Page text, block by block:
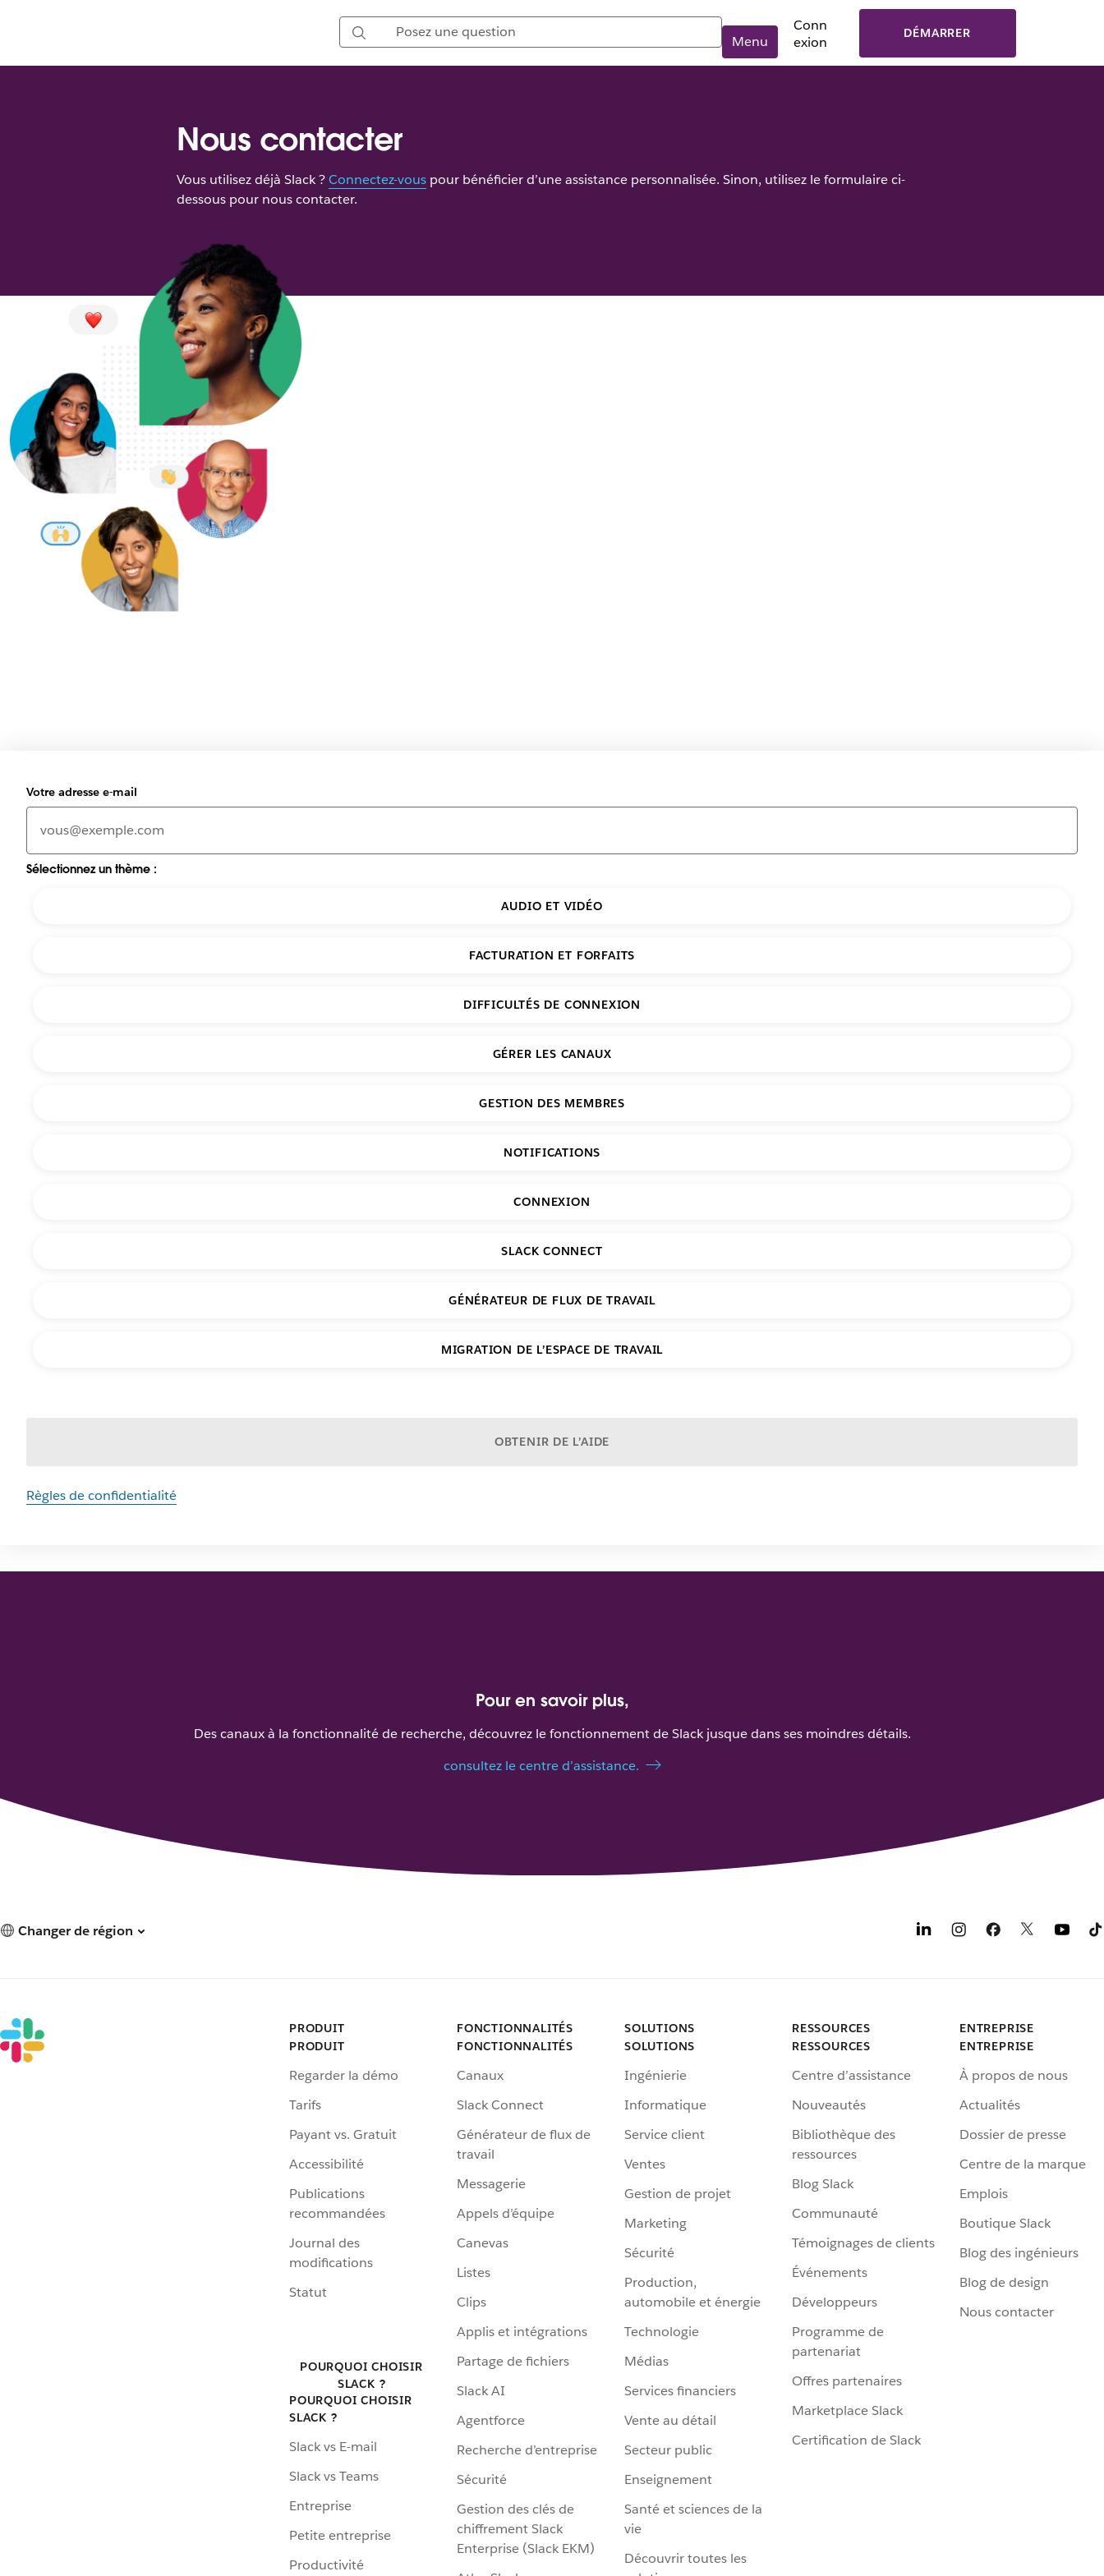
Menu
Conn
exion
DÉMARRER
Nous contacter
Vous utilisez déjà Slack ?Connectez-vous pour bénéficier d’une assistance personnalisée. Sinon, utilisez le formulaire ci-
dessous pour nous contacter.
Votre adresse e-mail
Sélectionnez un thème :
AUDIO ET VIDÉO
FACTURATION ET FORFAITS
DIFFICULTÉS DE CONNEXION
GÉRER LES CANAUX
GESTION DES MEMBRES
NOTIFICATIONS
CONNEXION
SLACK CONNECT
GÉNÉRATEUR DE FLUX DE TRAVAIL
MIGRATION DE L’ESPACE DE TRAVAIL
OBTENIR DE L’AIDE
Règles de confidentialité
Pour en savoir plus,
Des canaux à la fonctionnalité de recherche, découvrez le fonctionnement de Slack jusque dans ses moindres détails.
consultez le centre d’assistance.
Changer de région
PRODUIT
PRODUIT
Regarder la démo
Tarifs
Payant vs. Gratuit
Accessibilité
Publications
recommandées
Journal des
modifications
Statut
POURQUOI CHOISIR
SLACK ?
POURQUOI CHOISIR
SLACK ?
Slack vs E-mail
Slack vs Teams
Entreprise
Petite entreprise
Productivité
FONCTIONNALITÉS
FONCTIONNALITÉS
Canaux
Slack Connect
Générateur de flux de
travail
Messagerie
Appels d’équipe
Canevas
Listes
Clips
Applis et intégrations
Partage de fichiers
Slack AI
Agentforce
Recherche d’entreprise
Sécurité
Gestion des clés de
chiffrement Slack
Enterprise (Slack EKM)
SOLUTIONS
SOLUTIONS
Ingénierie
Informatique
Service client
Ventes
Gestion de projet
Marketing
Sécurité
Production,
automobile et énergie
Technologie
Médias
Services financiers
Vente au détail
Secteur public
Enseignement
Santé et sciences de la
vie
Découvrir toutes les
RESSOURCES
RESSOURCES
Centre d’assistance
Nouveautés
Bibliothèque des
ressources
Blog Slack
Communauté
Témoignages de clients
Événements
Développeurs
Programme de
partenariat
Offres partenaires
Marketplace Slack
Certification de Slack
ENTREPRISE
ENTREPRISE
À propos de nous
Actualités
Dossier de presse
Centre de la marque
Emplois
Boutique Slack
Blog des ingénieurs
Blog de design
Nous contacter